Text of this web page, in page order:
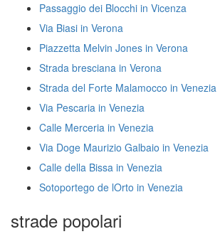
Passaggio dei Blocchi in Vicenza
Via Biasi in Verona
Piazzetta Melvin Jones in Verona
Strada bresciana in Verona
Strada del Forte Malamocco in Venezia
Via Pescaria in Venezia
Calle Merceria in Venezia
Via Doge Maurizio Galbaio in Venezia
Calle della Bissa in Venezia
Sotoportego de lOrto in Venezia
strade popolari